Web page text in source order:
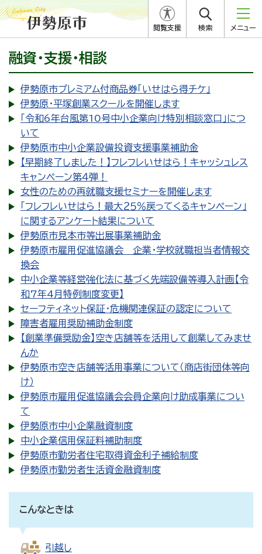
閲覧支援 検索 メニュー
融資・支援・相談
伊勢原市プレミアム付商品券「いせはら得チケ」
伊勢原・平塚創業スクールを開催します
「令和6年台風第10号中小企業向け特別相談窓口」につ
いて
伊勢原市中小企業設備投資支援事業補助金
【早期終了しました！】フレフレいせはら！キャッシュレス
キャンペーン第４弾！
女性のための再就職支援セミナーを開催します
「フレフレいせはら！最大２５％戻ってくるキャンペーン」
に関するアンケート結果について
伊勢原市見本市等出展事業補助金
伊勢原市雇用促進協議会 企業・学校就職担当者情報交
換会
中小企業等経営強化法に基づく先端設備等導入計画【令
和7年4月特例制度変更】
セーフティネット保証・危機関連保証の認定について
障害者雇用奨励補助金制度
【創業準備奨励金】空き店舗等を活用して創業してみませ
んか
伊勢原市空き店舗等活用事業について（商店街団体等向
け）
伊勢原市雇用促進協議会会員企業向け助成事業につい
て
伊勢原市中小企業融資制度
中小企業信用保証料補助制度
伊勢原市勤労者住宅取得資金利子補給制度
伊勢原市勤労者生活資金融資制度
こんなときは
引越し